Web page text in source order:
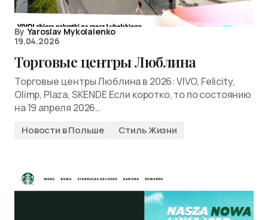
By Yaroslav Mykolaienko
19.04.2026
Торговые центры Люблина
Торговые центры Люблина в 2026: VIVO, Felicity,
Olimp, Plaza, SKENDE Если коротко, то по состоянию
на 19 апреля 2026…
Новости в Польше Стиль Жизни